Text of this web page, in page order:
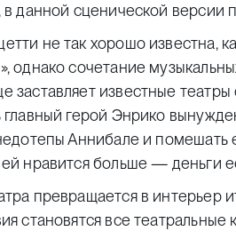
данной сценической версии
не так хорошо
однако сочетание
заставляет известные
герой Энрико
Аннибале и
нравится больше — деньги
превращается в интерьер
становятся все